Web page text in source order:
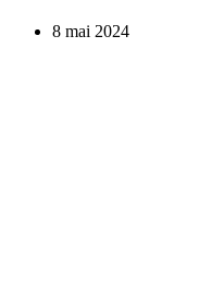
8 mai 2024